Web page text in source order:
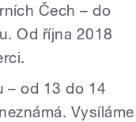
Čech – do
Od října 2018
– od 13 do 14
Vysíláme